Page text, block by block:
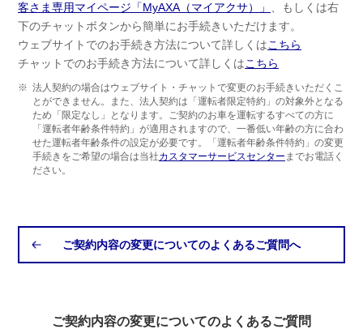
客さま専用マイページ「MyAXA（マイアクサ）」
、もしくは右
下のチャットボタンから簡単にお手続きいただけます。
ウェブサイトでのお手続き方法について詳しくはこちら
チャットでのお手続き方法について詳しくはこちら
※ 法人契約の場合はウェブサイト・チャットで変更のお手続きいただくこ
とができません。また、法人契約は「運転者限定特約」の対象外となる
ため「限定なし」となります。ご契約のお車を運転するすべての方に
「運転者年齢条件特約」が適用されますので、一番低い年齢の方に合わ
せた運転者年齢条件の設定が必要です。「運転者年齢条件特約」の変更
手続きをご希望の場合は当社カスタマーサービスセンター までお電話く
ださい。
ご契約内容の変更についてのよくあるご質問へ
ご契約内容の変更についてのよくあるご質問